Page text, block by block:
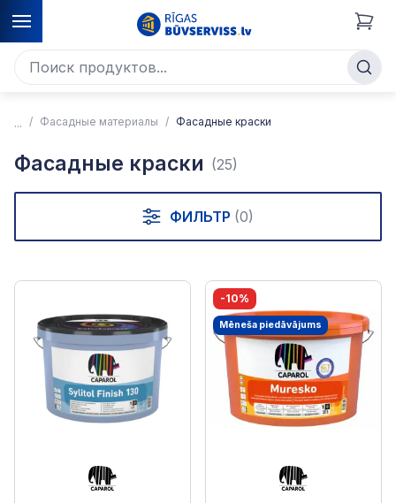
Фасадные материалы Фасадные краски
Фасадные краски (25)
ФИЛЬТР (0)
-10%
Mēneša piedāvājums